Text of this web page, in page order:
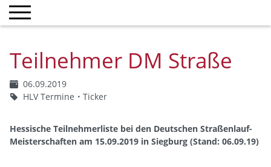
Teilnehmer DM Straße
06.09.2019
HLV Termine
Ticker
Hessische Teilnehmerliste bei den Deutschen Straßenlauf-
Meisterschaften am 15.09.2019 in Siegburg (Stand: 06.09.19)